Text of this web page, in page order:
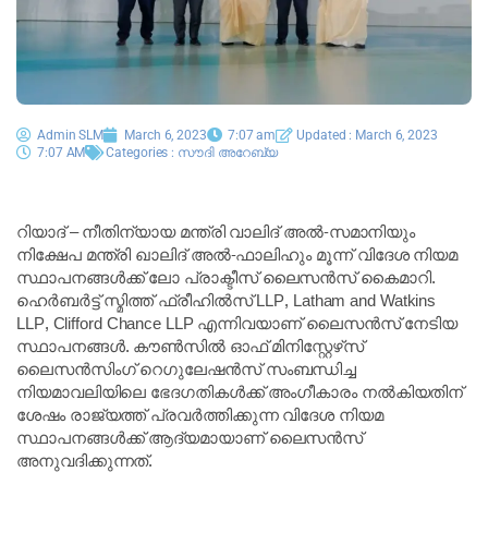
Admin SLM March 6, 2023 7:07 am
Updated : March 6, 2023
7:07 AM
Categories : സൗദി അറേബ്യ
റിയാദ് – നീതിന്യായ മന്ത്രി വാലിദ് അൽ-സമാനിയും
നിക്ഷേപ മന്ത്രി ഖാലിദ് അൽ-ഫാലിഹും മൂന്ന് വിദേശ നിയമ
സ്ഥാപനങ്ങൾക്ക് ലോ പ്രാക്ടീസ് ലൈസൻസ് കൈമാറി.
ഹെർബർട്ട് സ്മിത്ത് ഫ്രീഹിൽസ് LLP, Latham and Watkins
LLP, Clifford Chance LLP എന്നിവയാണ് ലൈസൻസ് നേടിയ
സ്ഥാപനങ്ങൾ. കൗൺസിൽ ഓഫ് മിനിസ്റ്റേഴ്‌സ്
ലൈസൻസിംഗ് റെഗുലേഷൻസ് സംബന്ധിച്ച
നിയമാവലിയിലെ ഭേദഗതികൾക്ക് അംഗീകാരം നൽകിയതിന്
ശേഷം രാജ്യത്ത് പ്രവർത്തിക്കുന്ന വിദേശ നിയമ
സ്ഥാപനങ്ങൾക്ക് ആദ്യമായാണ് ലൈസൻസ്
അനുവദിക്കുന്നത്.